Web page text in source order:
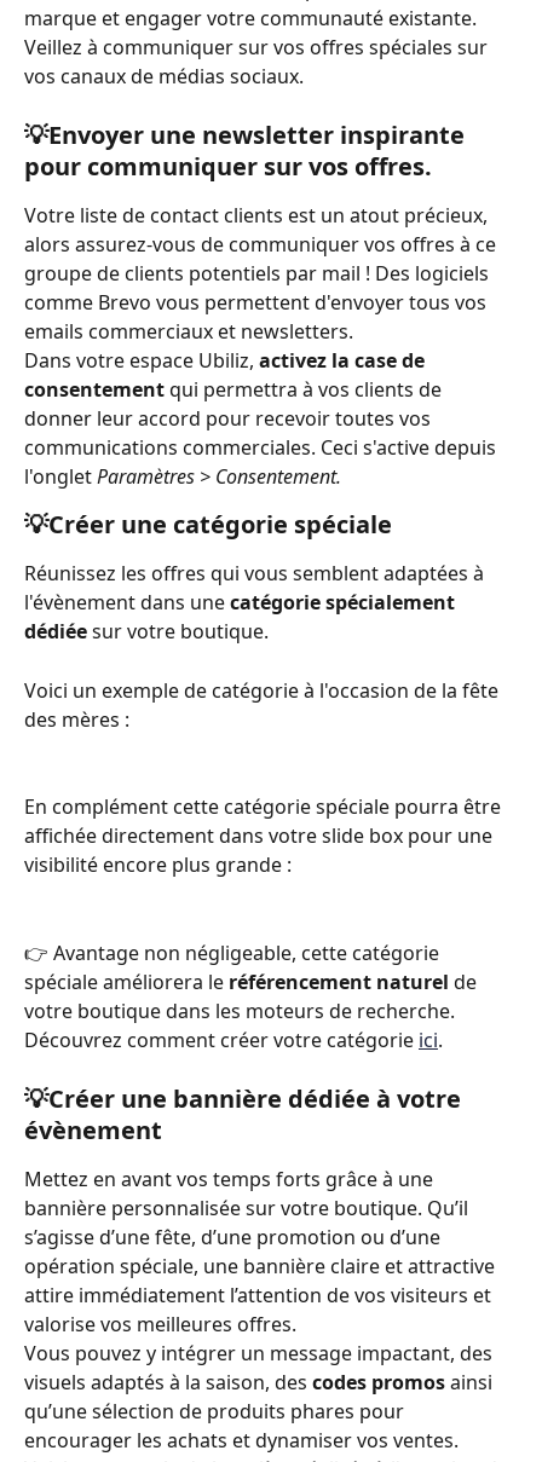
marque et engager votre communauté existante.
Veillez à communiquer sur vos offres spéciales sur
vos canaux de médias sociaux.
💡Envoyer une newsletter inspirante
pour communiquer sur vos offres.
Votre liste de contact clients est un atout précieux,
alors assurez-vous de communiquer vos offres à ce
groupe de clients potentiels par mail ! Des logiciels
comme Brevo vous permettent d'envoyer tous vos
emails commerciaux et newsletters.
Dans votre espace Ubiliz, activez la case de
consentement qui permettra à vos clients de
donner leur accord pour recevoir toutes vos
communications commerciales. Ceci s'active depuis
l'onglet Paramètres > Consentement.
💡Créer une catégorie spéciale
Réunissez les offres qui vous semblent adaptées à
l'évènement dans une catégorie spécialement
dédiée sur votre boutique.
Voici un exemple de catégorie à l'occasion de la fête
des mères :
En complément cette catégorie spéciale pourra être
affichée directement dans votre slide box pour une
visibilité encore plus grande :
👉 Avantage non négligeable, cette catégorie
spéciale améliorera le référencement naturel de
votre boutique dans les moteurs de recherche.
Découvrez comment créer votre catégorie ici.
💡Créer une bannière dédiée à votre
évènement
Mettez en avant vos temps forts grâce à une
bannière personnalisée sur votre boutique. Qu’il
s’agisse d’une fête, d’une promotion ou d’une
opération spéciale, une bannière claire et attractive
attire immédiatement l’attention de vos visiteurs et
valorise vos meilleures offres.
Vous pouvez y intégrer un message impactant, des
visuels adaptés à la saison, des codes promos ainsi
qu’une sélection de produits phares pour
encourager les achats et dynamiser vos ventes.